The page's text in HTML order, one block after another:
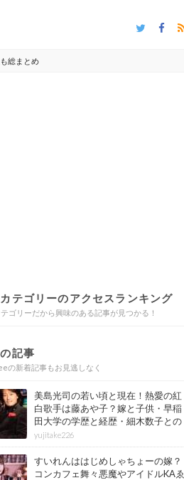
総まとめ
テゴリーのアクセスランキング
ゴリーだから興味のある記事が見つかる！
記事
の新着記事もお見逃しなく
美島光司の若い頃と現在！熱愛の紅
白歌手は藤あや子？嫁と子供・早稲
田大学の学歴と経歴・細木数子との
確執もまとめ
yujitake226
すいれんははじめしゃちょーの嫁？
コンカフェ舞々悪魔やアイドルKAゑ